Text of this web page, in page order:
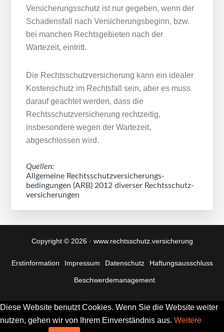
Versicherungsschutz ist nur gegeben, wenn der
Schadensfall nach Versicherungsbeginn, bzw.
bei manchen Rechtsgebieten nach der
Wartezeit, eintritt.
Die Rechtsschutzversicherung kann ein idealer
Kostenschutz im Rechtsfall sein, aber es muss
darauf geachtet werden, dass die
Rechtsschutzversicherung rechtzeitig,
insbesondere wegen der Wartezeit,
abgeschlossen wird.
Quellen:
Allgemeine Rechtsschutz­versicherungs­
bedingungen (ARB) 2012 diverser Rechtsschutz­
versicherungen
Copyright © 2026 · www.rechtsschutz.versicherung
Erstinformation Impressum Datenschutz Haftungsausschluss
Beschwerde­management
Diese Website benutzt Cookies. Wenn Sie die Website weiter
nutzen, gehen wir von Ihrem Einverständnis aus. Weitere